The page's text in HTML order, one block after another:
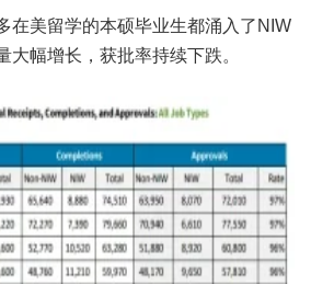
在美留学的本硕毕业生都涌入了NIW
大幅增长，获批率持续下跌。